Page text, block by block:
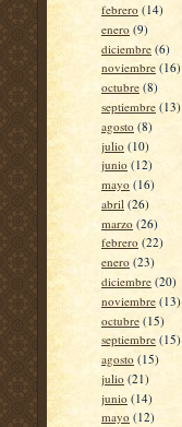
febrero (14)
enero (9)
diciembre (6)
noviembre (16)
octubre (8)
septiembre (13)
agosto (8)
julio (10)
junio (12)
mayo (16)
abril (26)
marzo (26)
febrero (22)
enero (23)
diciembre (20)
noviembre (13)
octubre (15)
septiembre (15)
agosto (15)
julio (21)
junio (14)
mayo (12)